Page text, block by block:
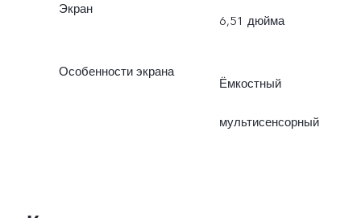
Экран
6,51 дюйма
Особенности экрана
Ёмкостный
мультисенсорный